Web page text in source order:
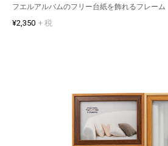
フエルアルバムのフリー台紙を飾れるフレーム
¥2,350 + 税